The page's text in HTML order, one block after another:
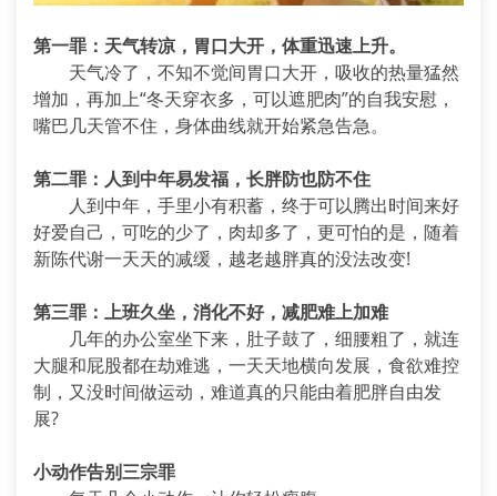
第一罪：天气转凉，胃口大开，体重迅速上升。
天气冷了，不知不觉间胃口大开，吸收的热量猛然
增加，再加上“冬天穿衣多，可以遮肥肉”的自我安慰，
嘴巴几天管不住，身体曲线就开始紧急告急。
第二罪：人到中年易发福，长胖防也防不住
人到中年，手里小有积蓄，终于可以腾出时间来好
好爱自己，可吃的少了，肉却多了，更可怕的是，随着
新陈代谢一天天的减缓，越老越胖真的没法改变!
第三罪：上班久坐，消化不好，减肥难上加难
几年的办公室坐下来，肚子鼓了，细腰粗了，就连
大腿和屁股都在劫难逃，一天天地横向发展，食欲难控
制，又没时间做运动，难道真的只能由着肥胖自由发
展?
小动作告别三宗罪